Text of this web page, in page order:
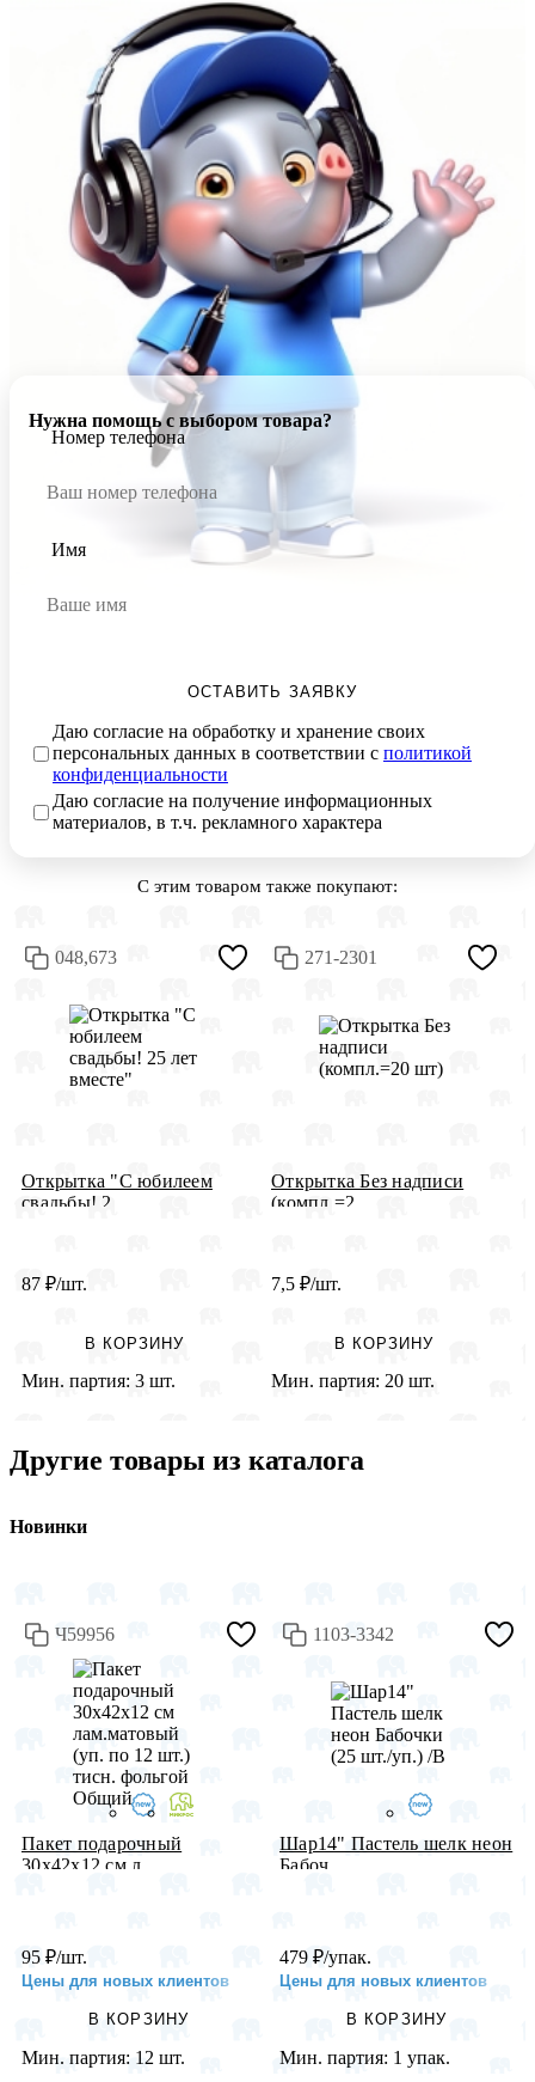
Нужна помощь с выбором товара?
Номер телефона
Имя
ОСТАВИТЬ ЗАЯВКУ
Даю согласие на обработку и хранение своих
персональных данных в соответствии с политикой
конфиденциальности
Даю согласие на получение информационных
материалов, в т.ч. рекламного характера
С этим товаром также покупают:
048,673
Открытка "С юбилеем
свадьбы! 2...
87 ₽/шт.
В КОРЗИНУ
Мин. партия: 3 шт.
271-2301
Открытка Без надписи
(компл.=2...
7,5 ₽/шт.
В КОРЗИНУ
Мин. партия: 20 шт.
Другие товары из каталога
Новинки
Ч59956
Пакет подарочный
30х42х12 см л...
95 ₽/шт.
Цены для новых клиентов
В КОРЗИНУ
Мин. партия: 12 шт.
1103-3342
Шар14" Пастель шелк неон
Бабоч...
479 ₽/упак.
Цены для новых клиентов
В КОРЗИНУ
Мин. партия: 1 упак.